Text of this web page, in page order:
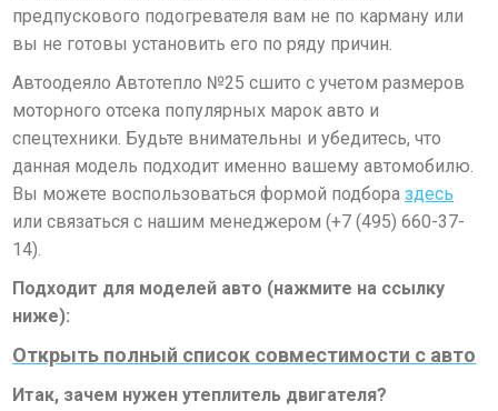
предпускового подогревателя вам не по карману или
вы не готовы установить его по ряду причин.
Автоодеяло Автотепло №25 сшито с учетом размеров
моторного отсека популярных марок авто и
спецтехники. Будьте внимательны и убедитесь, что
данная модель подходит именно вашему автомобилю.
Вы можете воспользоваться формой подбораздесь
или связаться с нашим менеджером (+7 (495) 660-37-
14).
Подходит для моделей авто (нажмите на ссылку
ниже):
Открыть полный список совместимости с авто
Итак, зачем нужен утеплитель двигателя?